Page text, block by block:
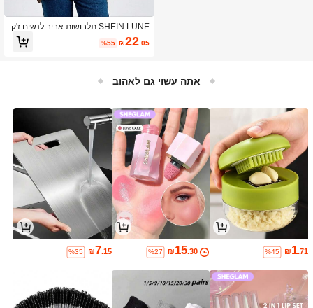
SHEIN LUNE תלבושות אביב לנשים ז'ק
ט לנשים
₪22.05
%55
אתה עשוי גם לאהוב
₪1.71
%45
₪15.30
%27
₪7.15
%35